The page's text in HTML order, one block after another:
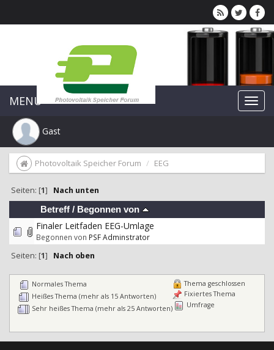
MENU
Gast
Photovoltaik Speicher Forum EEG
Seiten: [1] Nach unten
Betreff / Begonnen von
Finaler Leitfaden EEG-Umlage
Begonnen von PSF Adminstrator
Seiten: [1] Nach oben
Normales Thema
Heißes Thema (mehr als 15 Antworten)
Sehr heißes Thema (mehr als 25 Antworten)
Thema geschlossen
Fixiertes Thema
Umfrage